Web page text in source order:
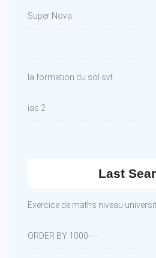
Super Nova
la formation du sol svt
ias 2
Last
Exercice de maths niveau
ORDER BY 1000-- -